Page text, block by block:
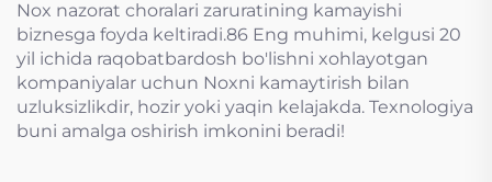
Nox nazorat choralari zaruratining kamayishi
biznesga foyda keltiradi.86 Eng muhimi, kelgusi 20
yil ichida raqobatbardosh bo'lishni xohlayotgan
kompaniyalar uchun Noxni kamaytirish bilan
uzluksizlikdir, hozir yoki yaqin kelajakda. Texnologiya
buni amalga oshirish imkonini beradi!